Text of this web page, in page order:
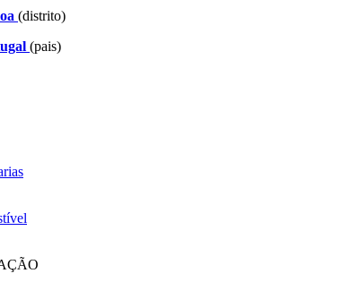
(distrito)
(pais)